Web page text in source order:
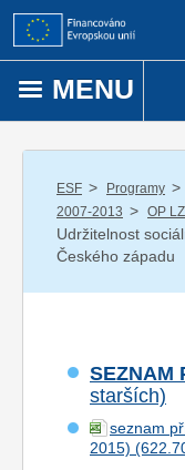
Přejít k obsahu
MENU
ESF / Programy /
2007-2013 / OP
Udržitelnost
Českého západu
SEZNAM
starších)
seznam
2015)